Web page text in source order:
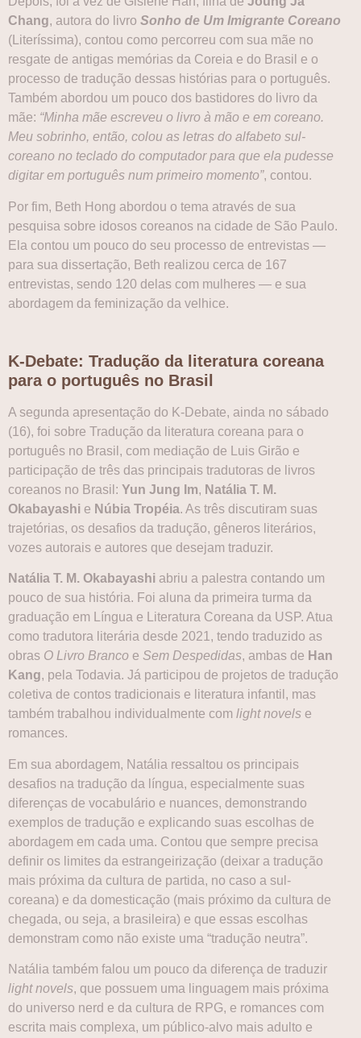
Chang, autora do livro Sonho de Um Imigrante Coreano
(Literíssima), contou como percorreu com sua mãe no
resgate de antigas memórias da Coreia e do Brasil e o
processo de tradução dessas histórias para o português.
Também abordou um pouco dos bastidores do livro da
mãe: “Minha mãe escreveu o livro à mão e em coreano.
Meu sobrinho, então, colou as letras do alfabeto sul-
coreano no teclado do computador para que ela pudesse
digitar em português num primeiro momento”, contou.
Por fim, Beth Hong abordou o tema através de sua
pesquisa sobre idosos coreanos na cidade de São Paulo.
Ela contou um pouco do seu processo de entrevistas —
para sua dissertação, Beth realizou cerca de 167
entrevistas, sendo 120 delas com mulheres — e sua
abordagem da feminização da velhice.
K-Debate: Tradução da literatura coreana
para o português no Brasil
A segunda apresentação do K-Debate, ainda no sábado
(16), foi sobre Tradução da literatura coreana para o
português no Brasil, com mediação de Luis Girão e
participação de três das principais tradutoras de livros
coreanos no Brasil: Yun Jung Im, Natália T. M.
Okabayashi e Núbia Tropéia. As três discutiram suas
trajetórias, os desafios da tradução, gêneros literários,
vozes autorais e autores que desejam traduzir.
Natália T. M. Okabayashi abriu a palestra contando um
pouco de sua história. Foi aluna da primeira turma da
graduação em Língua e Literatura Coreana da USP. Atua
como tradutora literária desde 2021, tendo traduzido as
obras O Livro Branco e Sem Despedidas, ambas de Han
Kang, pela Todavia. Já participou de projetos de tradução
coletiva de contos tradicionais e literatura infantil, mas
também trabalhou individualmente com light novels e
romances.
Em sua abordagem, Natália ressaltou os principais
desafios na tradução da língua, especialmente suas
diferenças de vocabulário e nuances, demonstrando
exemplos de tradução e explicando suas escolhas de
abordagem em cada uma. Contou que sempre precisa
definir os limites da estrangeirização (deixar a tradução
mais próxima da cultura de partida, no caso a sul-
coreana) e da domesticação (mais próximo da cultura de
chegada, ou seja, a brasileira) e que essas escolhas
demonstram como não existe uma “tradução neutra”.
Natália também falou um pouco da diferença de traduzir
light novels, que possuem uma linguagem mais próxima
do universo nerd e da cultura de RPG, e romances com
escrita mais complexa, um público-alvo mais adulto e